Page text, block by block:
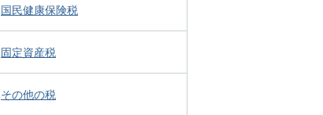
国民健康保険税
固定資産税
その他の税